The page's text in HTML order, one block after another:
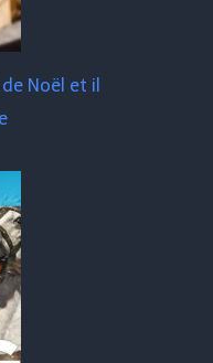
Noël et il